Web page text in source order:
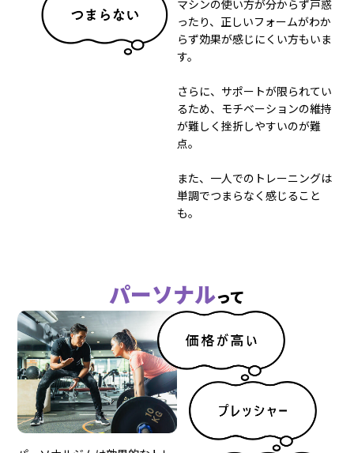
マシンの使い方が分からず戸惑
ったり、正しいフォームがわか
らず効果が感じにくい方もいま
す。
さらに、サポートが限られてい
るため、モチベーションの維持
が難しく挫折しやすいのが難
点。
また、一人でのトレーニングは
単調でつまらなく感じること
も。
パーソナルって